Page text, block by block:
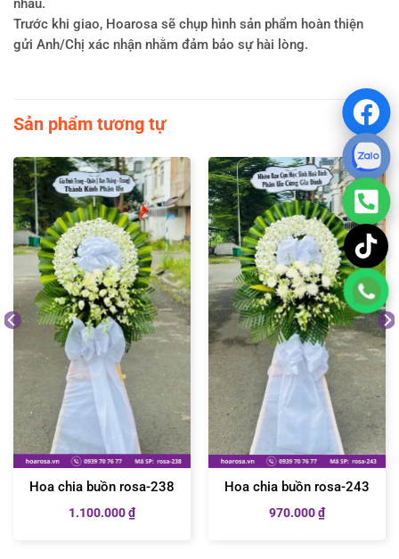
nhau.
Trước khi giao, Hoarosa sẽ chụp hình sản phẩm hoàn thiện
gửi Anh/Chị xác nhận nhằm đảm bảo sự hài lòng.
Sản phẩm tương tự
Hoa chia buồn rosa-238
1.100.000₫
Hoa chia buồn rosa-243
970.000₫